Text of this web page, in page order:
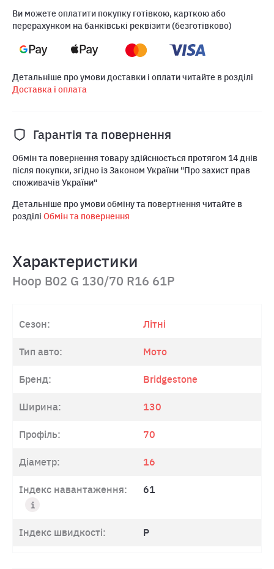
Ви можете оплатити покупку готівкою, карткою або
перерахунком на банківські реквізити (безготівково)
Детальніше про умови доставки і оплати читайте в розділі
Доставка і оплата
Гарантія та повернення
Обмін та повернення товару здійснюється протягом 14 днів
після покупки, згідно із Законом України "Про захист прав
споживачів України"
Детальніше про умови обміну та повертнення читайте в
розділі Обмін та повернення
Характеристики
Hoop B02 G 130/70 R16 61P
Сезон: Літні
Тип авто: Мото
Бренд: Bridgestone
Ширина: 130
Профіль: 70
Діаметр: 16
Індекс навантаження: 61
Індекс швидкості: P